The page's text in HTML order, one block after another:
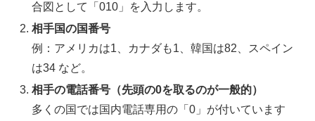
合図として「010」を入力します。
相手国の国番号
例：アメリカは1、カナダも1、韓国は82、スペイン
は34 など。
相手の電話番号（先頭の0を取るのが一般的）
多くの国では国内電話専用の「0」が付いています